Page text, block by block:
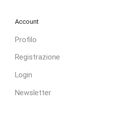
Account
Profilo
Registrazione
Login
Newsletter